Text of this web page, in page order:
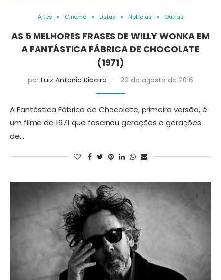
Artes Cinema Listas Notícias Outras
AS 5 MELHORES FRASES DE WILLY WONKA EM
A FANTÁSTICA FÁBRICA DE CHOCOLATE
(1971)
por Luiz Antonio Ribeiro 29 de agosto de 2016
A Fantástica Fábrica de Chocolate, primeira versão, é
um filme de 1971 que fascinou gerações e gerações
de…